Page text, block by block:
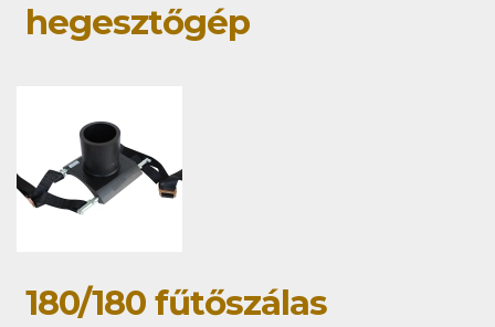
hegesztőgép
180/180 fűtőszálas